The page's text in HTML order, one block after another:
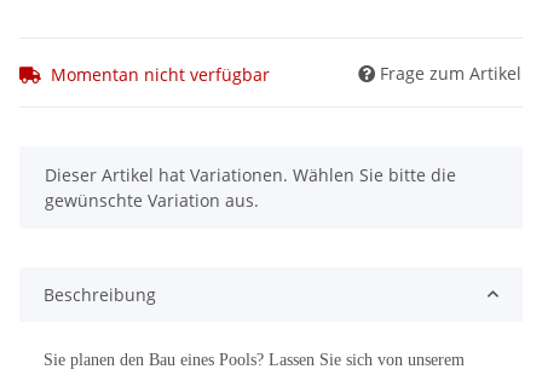
Momentan nicht verfügbar Frage zum Artikel
x
Dieser Artikel hat Variationen. Wählen Sie bitte die
gewünschte Variation aus.
Beschreibung
Sie planen den Bau eines Pools? Lassen Sie sich von unserem